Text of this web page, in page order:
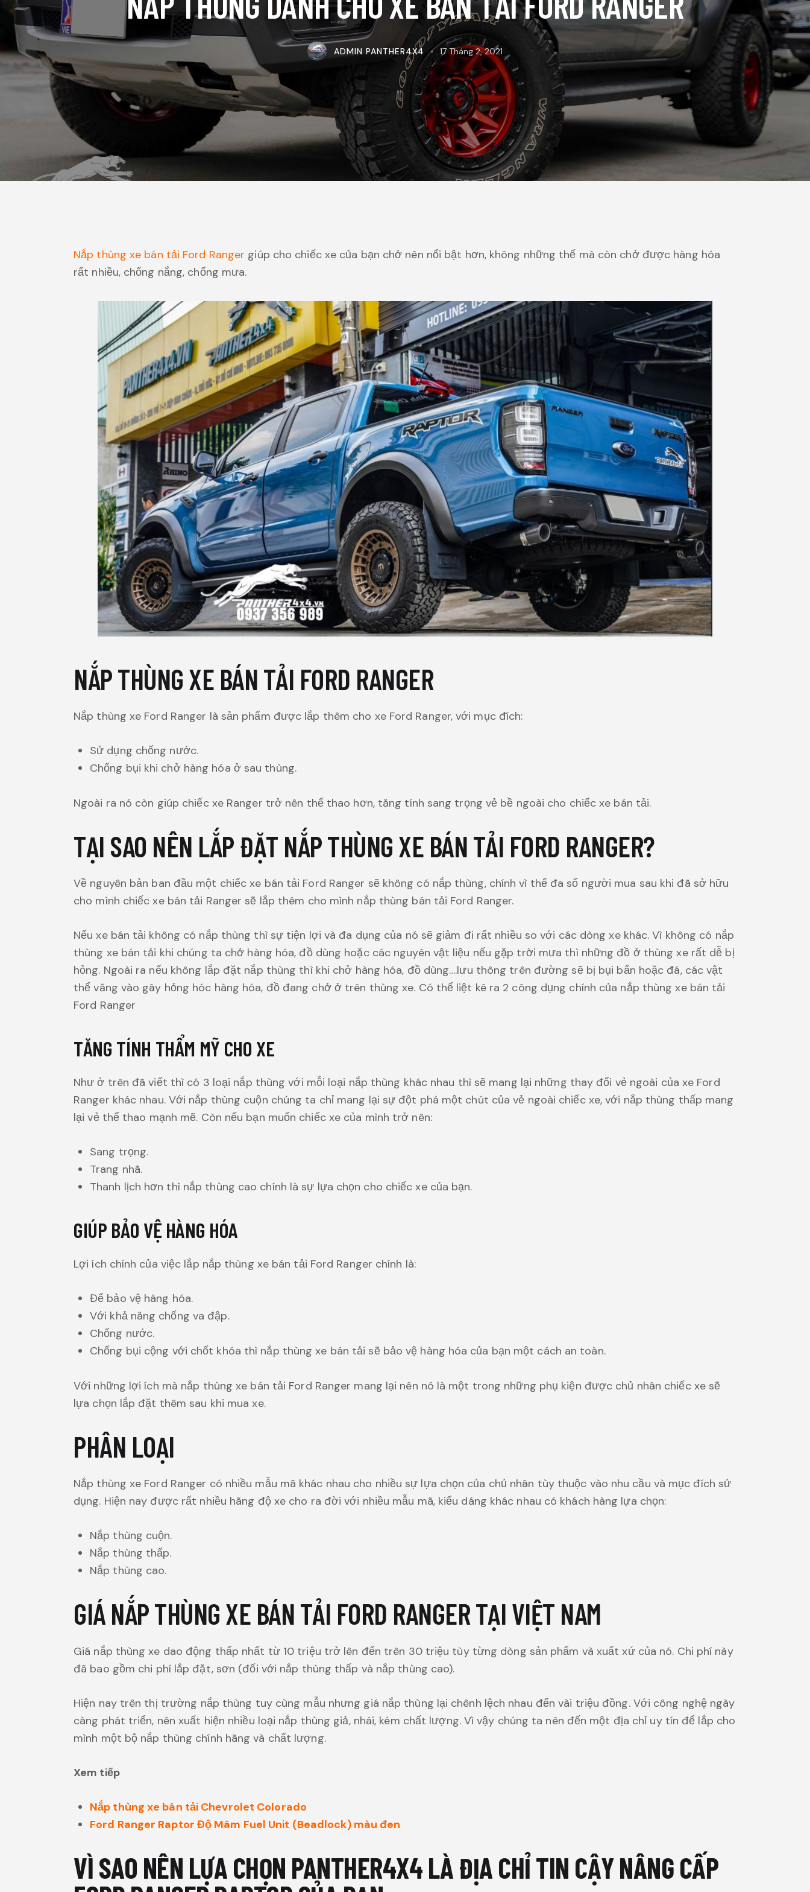
ADMIN PANTHER4X4 17 Tháng 2, 2021
Nắp thùng xe bán tải Ford Ranger giúp cho chiếc xe của bạn chở nên nổi bật hơn, không những thế mà còn chở được hàng hóa
rất nhiều, chống nắng, chống mưa.
NẮP THÙNG XE BÁN TẢI FORD RANGER
Nắp thùng xe Ford Ranger là sản phẩm được lắp thêm cho xe Ford Ranger, với mục đích:
Sử dụng chống nước.
Chống bụi khi chở hàng hóa ở sau thùng.
Ngoài ra nó còn giúp chiếc xe Ranger trở nên thể thao hơn, tăng tính sang trọng vẻ bề ngoài cho chiếc xe bán tải.
TẠI SAO NÊN LẮP ĐẶT NẮP THÙNG XE BÁN TẢI FORD RANGER?
Về nguyên bản ban đầu một chiếc xe bán tải Ford Ranger sẽ không có nắp thùng, chính vì thế đa số người mua sau khi đã sở hữu
cho mình chiếc xe bán tải Ranger sẽ lắp thêm cho mình nắp thùng bán tải Ford Ranger.
Nếu xe bán tải không có nắp thùng thì sự tiện lợi và đa dụng của nó sẽ giảm đi rất nhiều so với các dòng xe khác. Vì không có nắp
thùng xe bán tải khi chúng ta chở hàng hóa, đồ dùng hoặc các nguyên vật liệu nếu gặp trời mưa thì những đồ ở thùng xe rất dễ bị
hỏng. Ngoài ra nếu không lắp đặt nắp thùng thì khi chở hàng hóa, đồ dùng….lưu thông trên đường sẽ bị bụi bẩn hoặc đá, các vật
thể văng vào gây hỏng hóc hàng hóa, đồ đang chở ở trên thùng xe. Có thể liệt kê ra 2 công dụng chính của nắp thùng xe bán tải
Ford Ranger
TĂNG TÍNH THẨM MỸ CHO XE
Như ở trên đã viết thì có 3 loại nắp thùng với mỗi loại nắp thùng khác nhau thì sẽ mang lại những thay đổi vẻ ngoài của xe Ford
Ranger khác nhau. Với nắp thùng cuộn chúng ta chỉ mang lại sự đột phá một chút của vẻ ngoài chiếc xe, với nắp thùng thấp mang
lại vẻ thể thao mạnh mẽ. Còn nếu bạn muốn chiếc xe của mình trở nên:
Sang trọng.
Trang nhã.
Thanh lịch hơn thì nắp thùng cao chính là sự lựa chọn cho chiếc xe của bạn.
GIÚP BẢO VỆ HÀNG HÓA
Lợi ích chính của việc lắp nắp thùng xe bán tải Ford Ranger chính là:
Để bảo vệ hàng hóa.
Với khả năng chống va đập.
Chống nước.
Chống bụi cộng với chốt khóa thì nắp thùng xe bán tải sẽ bảo vệ hàng hóa của bạn một cách an toàn.
Với những lợi ích mà nắp thùng xe bán tải Ford Ranger mang lại nên nó là một trong những phụ kiện được chủ nhân chiếc xe sẽ
lựa chọn lắp đặt thêm sau khi mua xe.
PHÂN LOẠI
Nắp thùng xe Ford Ranger có nhiều mẫu mã khác nhau cho nhiều sự lựa chọn của chủ nhân tùy thuộc vào nhu cầu và mục đích sử
dụng. Hiện nay được rất nhiều hãng độ xe cho ra đời với nhiều mẫu mã, kiểu dáng khác nhau có khách hàng lựa chọn:
Nắp thùng cuộn.
Nắp thùng thấp.
Nắp thùng cao.
GIÁ NẮP THÙNG XE BÁN TẢI FORD RANGER TẠI VIỆT NAM
Giá nắp thùng xe dao động thấp nhất từ 10 triệu trở lên đến trên 30 triệu tùy từng dòng sản phẩm và xuất xứ của nó. Chi phí này
đã bao gồm chi phí lắp đặt, sơn (đối với nắp thùng thấp và nắp thùng cao).
Hiện nay trên thị trường nắp thùng tuy cùng mẫu nhưng giá nắp thùng lại chênh lệch nhau đến vài triệu đồng. Với công nghệ ngày
càng phát triển, nên xuất hiện nhiều loại nắp thùng giả, nhái, kém chất lượng. Vì vậy chúng ta nên đến một địa chỉ uy tín để lắp cho
mình một bộ nắp thùng chính hãng và chất lượng.
Xem tiếp
Nắp thùng xe bán tải Chevrolet Colorado
Ford Ranger Raptor Độ Mâm Fuel Unit (Beadlock) màu đen
VÌ SAO NÊN LỰA CHỌN PANTHER4X4 LÀ ĐỊA CHỈ TIN CẬY NÂNG CẤP